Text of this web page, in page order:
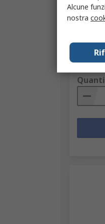
Vin 9V
mA, 5
Codice
Prezzo
Alcune
nostra